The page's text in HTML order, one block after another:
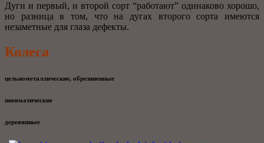
Дуги и первый, и второй сорт “работают” одинаково хорошо,
но разница в том, что на дугах второго сорта имеются
незаметные для глаза дефекты.
Колеса
цельнометаллические, обрезиненные
пневматические
деревянные